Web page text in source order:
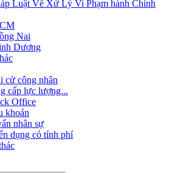
Luật Về Xử Lý Vi Phạm hành Chính
Nai
Dương
cử công nhân
cấp lực lượng...
Office
khoán
nhân sự
dụng có tính phí